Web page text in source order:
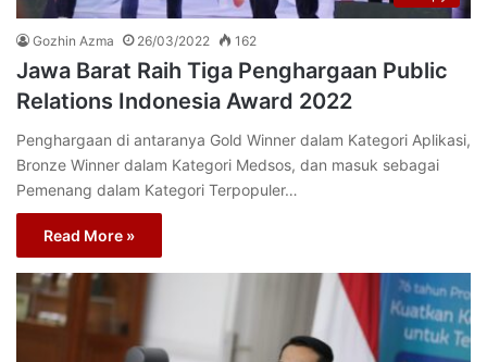
Gozhin Azma 26/03/2022 162
Jawa Barat Raih Tiga Penghargaan Public
Relations Indonesia Award 2022
Penghargaan di antaranya Gold Winner dalam Kategori Aplikasi,
Bronze Winner dalam Kategori Medsos, dan masuk sebagai
Pemenang dalam Kategori Terpopuler…
Read More »